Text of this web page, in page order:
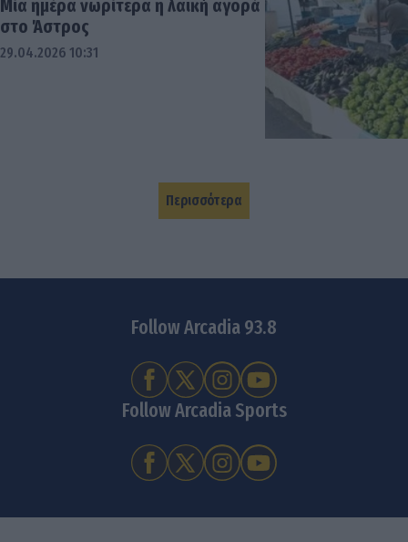
Μία ημέρα νωρίτερα η λαϊκή αγορά
στο Άστρος
29.04.2026 10:31
Περισσότερα
Follow Arcadia 93.8
Follow Arcadia Sports